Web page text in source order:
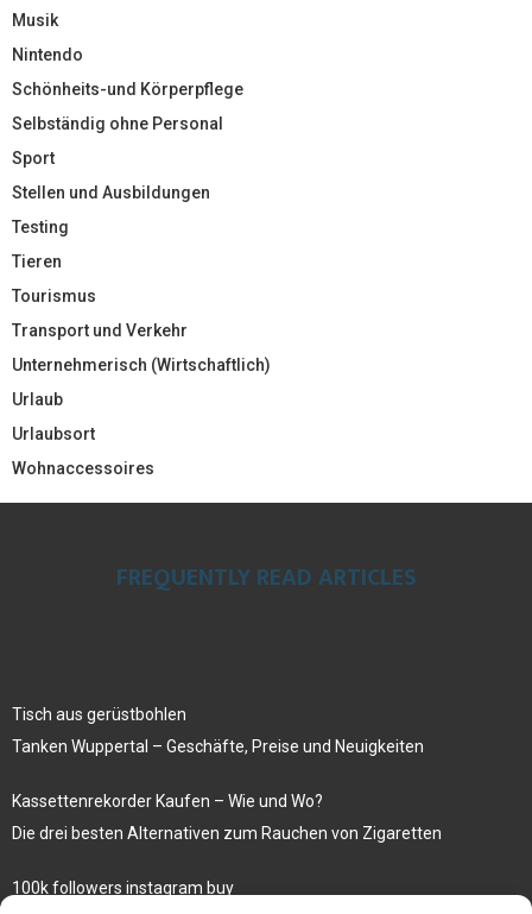
Musik
Nintendo
Schönheits-und Körperpflege
Selbständig ohne Personal
Sport
Stellen und Ausbildungen
Testing
Tieren
Tourismus
Transport und Verkehr
Unternehmerisch (Wirtschaftlich)
Urlaub
Urlaubsort
Wohnaccessoires
FREQUENTLY READ ARTICLES
Tisch aus gerüstbohlen
Tanken Wuppertal – Geschäfte, Preise und Neuigkeiten
Kassettenrekorder Kaufen – Wie und Wo?
Die drei besten Alternativen zum Rauchen von Zigaretten
100k followers instagram buy